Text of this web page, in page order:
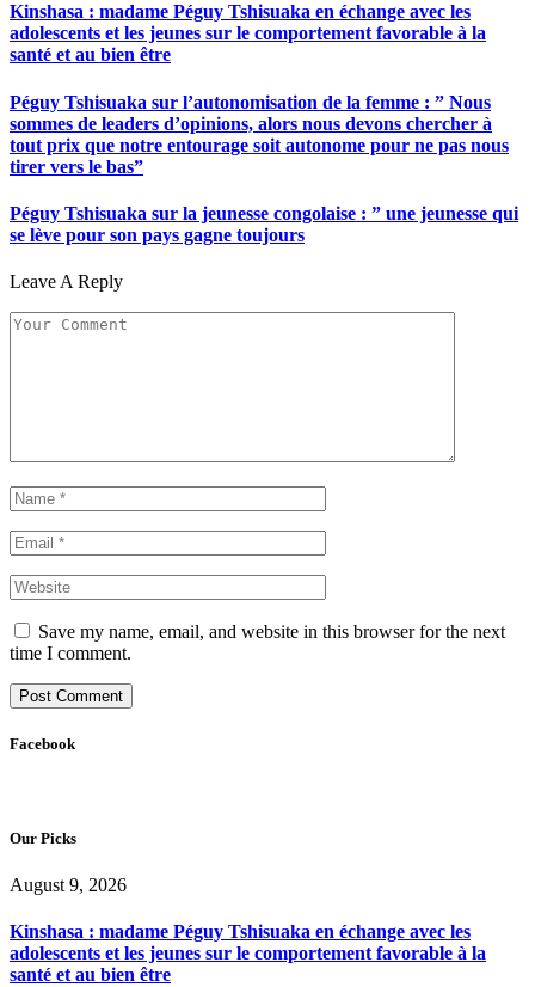
Kinshasa : madame Péguy Tshisuaka en échange avec les
adolescents et les jeunes sur le comportement favorable à la
santé et au bien être
Péguy Tshisuaka sur l’autonomisation de la femme : ” Nous
sommes de leaders d’opinions, alors nous devons chercher à
tout prix que notre entourage soit autonome pour ne pas nous
tirer vers le bas”
Péguy Tshisuaka sur la jeunesse congolaise : ” une jeunesse qui
se lève pour son pays gagne toujours
Leave A Reply
Save my name, email, and website in this browser for the next
time I comment.
Facebook
Our Picks
August 9, 2026
Kinshasa : madame Péguy Tshisuaka en échange avec les
adolescents et les jeunes sur le comportement favorable à la
santé et au bien être